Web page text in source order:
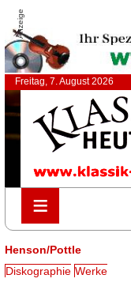
Anzeige
Freitag, 7. August 2026
≡
≡
Henson/Pottle
Diskographie Werke